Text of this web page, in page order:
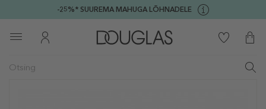
-25%* SUUREMA MAHUGA LÕHNADELE